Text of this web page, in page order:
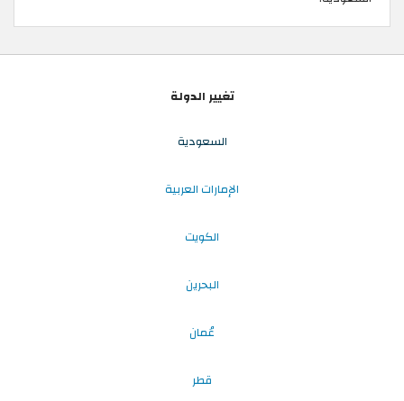
تغيير الدولة
السعودية
الإمارات العربية
الكويت
البحرين
عُمان
قطر